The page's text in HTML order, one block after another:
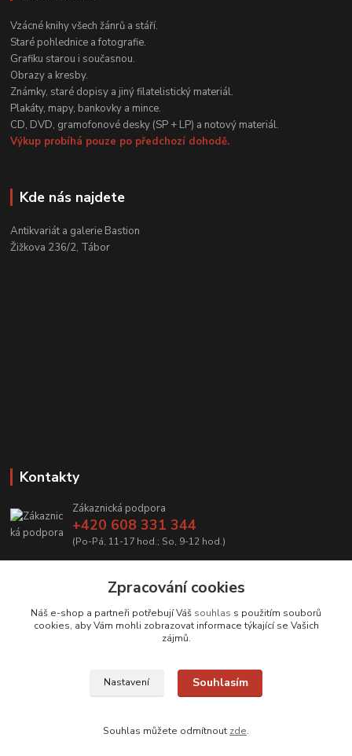
Vzácné knihy všech žánrů a stáří.
Staré pohlednice a fotografie.
Grafiku starou i současnou.
Obrazy a kresby.
Známky, staré dopisy a jiný filatelistický materiál.
Plakáty, mapy, bankovky a mince.
CD, DVD, gramofonové desky (SP + LP) a notový materiál.
Výkup probíhá pouze po předchozí dohodě.
Kde nás najdete
Antikvariát a galerie Bastion
Žižkova 236/2, Tábor
Kontakty
Zákaznická podpora
+420 608 331 344
(Po-Pá, 11-17 hod.; So, 9-12 hod.)
Upravit sběr cookies.
© Antikvariát a galerie Bastion
Zpracování cookies
Náš e-shop a partneři potřebují Váš souhlas s použitím souborů
cookies, aby Vám mohli zobrazovat informace týkající se Vašich
zájmů.
Nastavení Souhlasím
Souhlas můžete odmítnout zde.